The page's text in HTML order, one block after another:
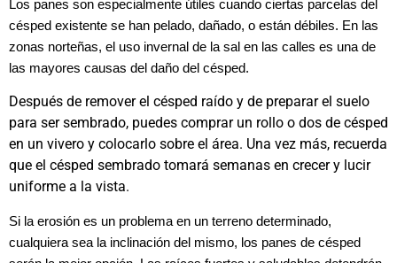
Los panes son especialmente útiles cuando ciertas parcelas del
césped existente se han pelado, dañado, o están débiles. En las
zonas norteñas, el uso invernal de la sal en las calles es una de
las mayores causas del daño del césped.
Después de remover el césped raído y de preparar el suelo
para ser sembrado, puedes comprar un rollo o dos de césped
en un vivero y colocarlo sobre el área. Una vez más, recuerda
que el césped sembrado tomará semanas en crecer y lucir
uniforme a la vista.
Si la erosión es un problema en un terreno determinado,
cualquiera sea la inclinación del mismo, los panes de césped